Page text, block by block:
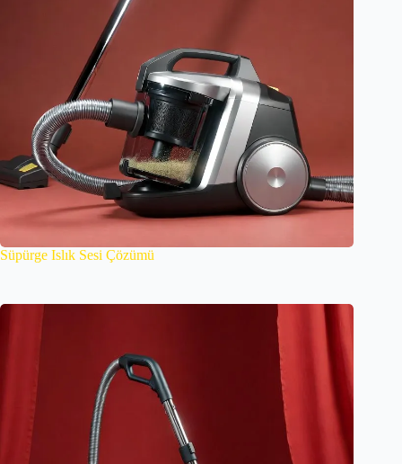
Süpürge Islık Sesi Çözümü